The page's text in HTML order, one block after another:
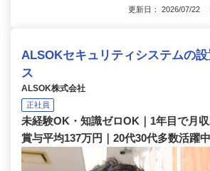
更新日： 2026/07/22
ALSOKセキュリティシステムの
ス
ALSOK株式会社
正社員
未経験OK・知識ゼロOK｜1年目で月収
賞与平均137万円｜20代30代多数活躍中